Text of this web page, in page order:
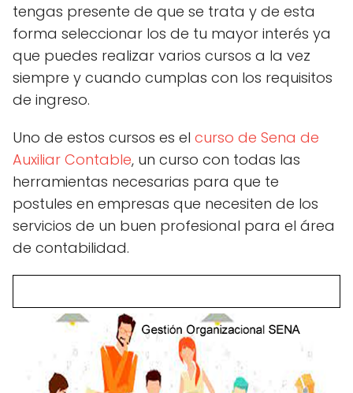
tengas presente de que se trata y de esta
forma seleccionar los de tu mayor interés ya
que puedes realizar varios cursos a la vez
siempre y cuando cumplas con los requisitos
de ingreso.
Uno de estos cursos es el curso de Sena de
Auxiliar Contable, un curso con todas las
herramientas necesarias para que te
postules en empresas que necesiten de los
servicios de un buen profesional para el área
de contabilidad.